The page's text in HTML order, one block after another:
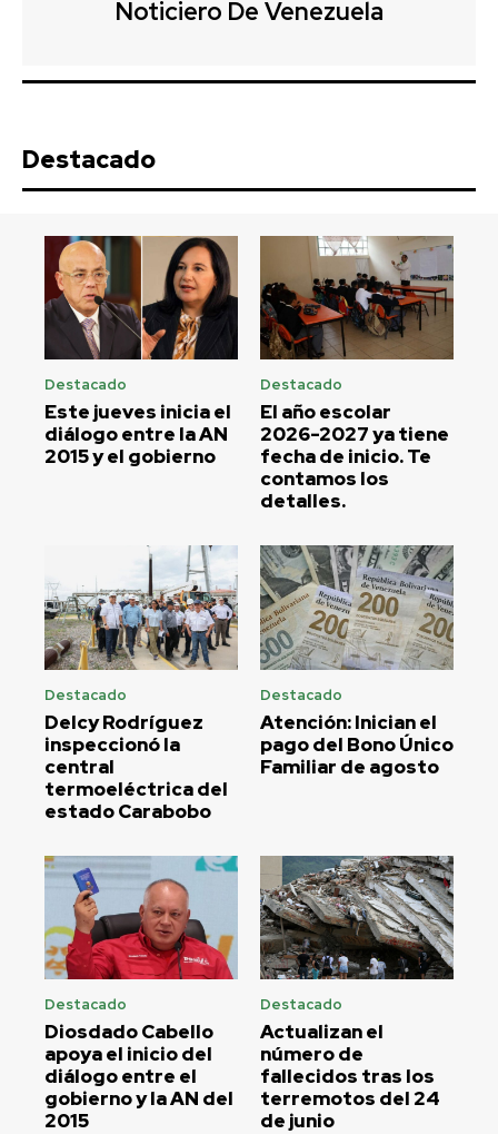
Noticiero De Venezuela
Destacado
Destacado
Este jueves inicia el
diálogo entre la AN
2015 y el gobierno
Destacado
El año escolar
2026-2027 ya tiene
fecha de inicio. Te
contamos los
detalles.
Destacado
Delcy Rodríguez
inspeccionó la
central
termoeléctrica del
estado Carabobo
Destacado
Atención: Inician el
pago del Bono Único
Familiar de agosto
Destacado
Diosdado Cabello
apoya el inicio del
diálogo entre el
gobierno y la AN del
2015
Destacado
Actualizan el
número de
fallecidos tras los
terremotos del 24
de junio